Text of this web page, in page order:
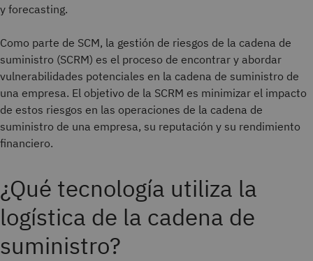
y forecasting.
Como parte de SCM, la gestión de riesgos de la cadena de
suministro (SCRM) es el proceso de encontrar y abordar
vulnerabilidades potenciales en la cadena de suministro de
una empresa. El objetivo de la SCRM es minimizar el impacto
de estos riesgos en las operaciones de la cadena de
suministro de una empresa, su reputación y su rendimiento
financiero.
¿Qué tecnología utiliza la
logística de la cadena de
suministro?